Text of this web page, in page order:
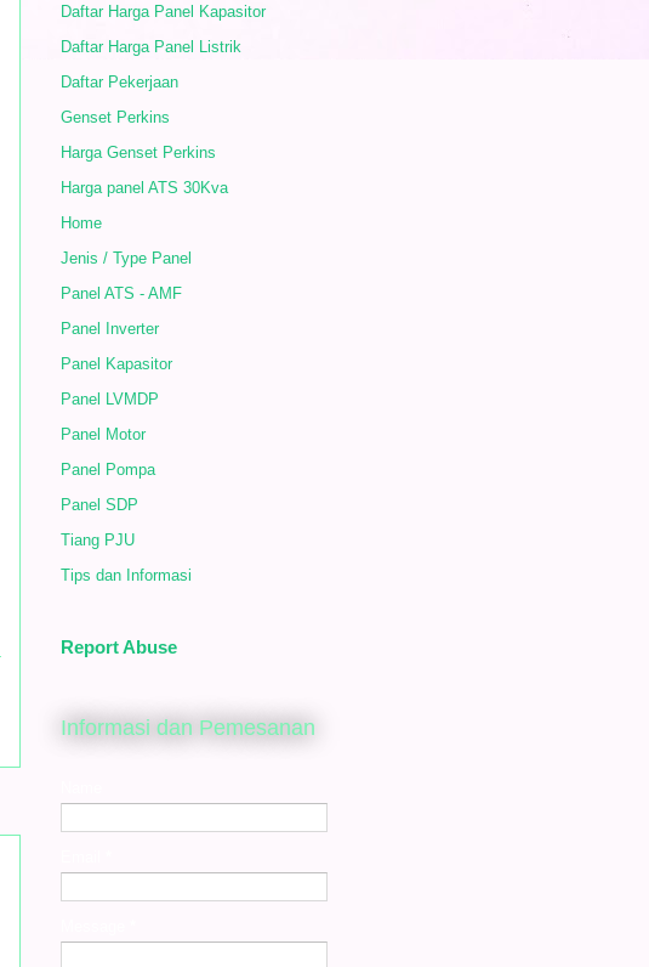
Daftar Harga Panel Kapasitor
Daftar Harga Panel Listrik
Daftar Pekerjaan
Genset Perkins
Harga Genset Perkins
Harga panel ATS 30Kva
Home
Jenis / Type Panel
Panel ATS - AMF
Panel Inverter
Panel Kapasitor
Panel LVMDP
Panel Motor
Panel Pompa
Panel SDP
Tiang PJU
Tips dan Informasi
Report Abuse
Informasi dan Pemesanan